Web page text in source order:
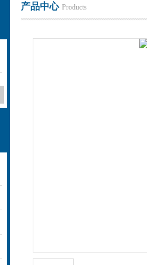
产品中心 Products